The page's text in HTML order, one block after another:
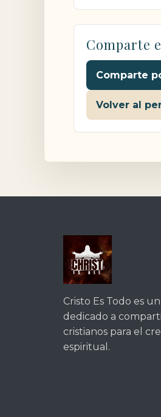
Comparte
Comparte
Volver al
Cristo Es Todo es
dedicado a
cristianos para el
espiritual.